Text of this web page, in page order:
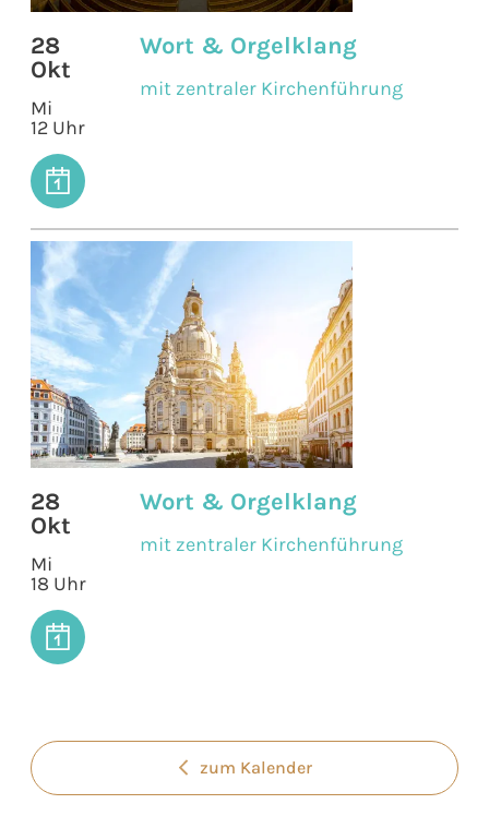
28
Okt
Mi
12 Uhr
Wort & Orgelklang
mit zentraler Kirchenführung
28
Okt
Mi
18 Uhr
Wort & Orgelklang
mit zentraler Kirchenführung
zum Kalender